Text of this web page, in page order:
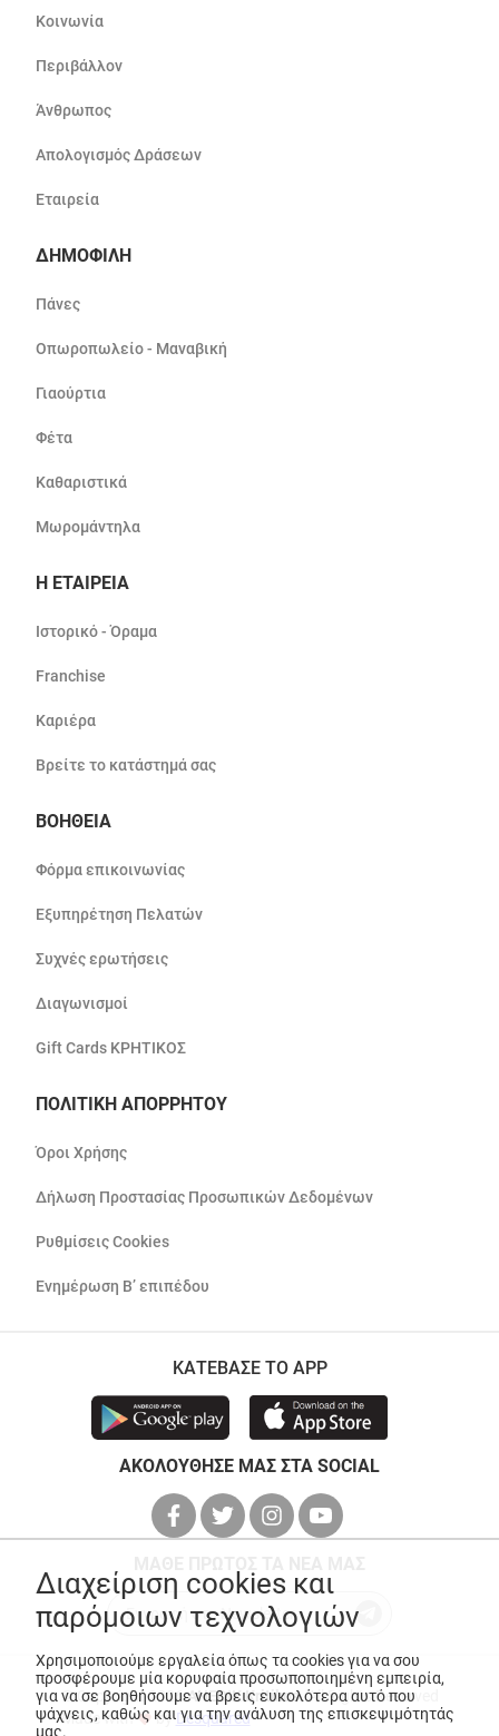
Κοινωνία
Περιβάλλον
Άνθρωπος
Απολογισμός Δράσεων
Εταιρεία
ΔΗΜΟΦΙΛΗ
Πάνες
Οπωροπωλείο - Μαναβική
Γιαούρτια
Φέτα
Καθαριστικά
Μωρομάντηλα
Η ΕΤΑΙΡΕΙΑ
Ιστορικό - Όραμα
Franchise
Καριέρα
Βρείτε το κατάστημά σας
ΒΟΗΘΕΙΑ
Φόρμα επικοινωνίας
Εξυπηρέτηση Πελατών
Συχνές ερωτήσεις
Διαγωνισμοί
Gift Cards ΚΡΗΤΙΚΟΣ
ΠΟΛΙΤΙΚΗ ΑΠΟΡΡΗΤΟΥ
Όροι Χρήσης
Δήλωση Προστασίας Προσωπικών Δεδομένων
Ρυθμίσεις Cookies
Ενημέρωση Β’ επιπέδου
ΚΑΤΕΒΑΣΕ ΤΟ APP
ΑΚΟΛΟΥΘΗΣΕ ΜΑΣ ΣΤΑ SOCIAL
© Copyright 2026ANEDIK Kritikos. All Rights Reserved
Made with
byDesquared
Διαχείριση cookies και
παρόμοιων τεχνολογιών
Χρησιμοποιούμε εργαλεία όπως τα cookies για να σου
προσφέρουμε μία κορυφαία προσωποποιημένη εμπειρία,
για να σε βοηθήσουμε να βρεις ευκολότερα αυτό που
ψάχνεις, καθώς και για την ανάλυση της επισκεψιμότητάς
μας.